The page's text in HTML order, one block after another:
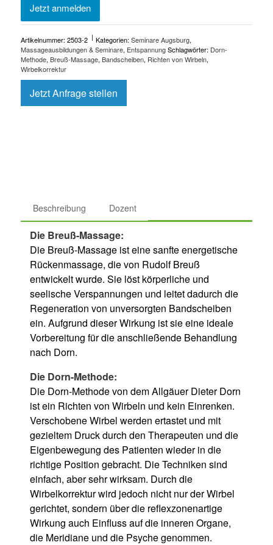
Jetzt anmelden
Artikelnummer: 2503-2 Kategorien: Seminare Augsburg,
Massageausbildungen & Seminare, Entspannung Schlagwörter: Dorn-
Methode, Breuß-Massage, Bandscheiben, Richten von Wirbeln,
Wirbelkorrektur
Jetzt Anfrage stellen
Ich willige ein, dass meine Angaben zur
Kontaktaufnahme und Zuordnung für eventuelle
Rückfragen dauerhaft gespeichert werden. Hinweis: Diese
Einwilligung können Sie jederzeit durch eine Nachricht an
uns widerrufen. Im Falle des Widerrufs werden Ihre Daten
umgehend gelöscht. Weitere Informationen entnehmen Sie
derDatenschutzerklärung .
Bitte lasse dieses Feld leer.
Bitte lasse dieses Feld leer.
Beschreibung Dozent
Die Breuß-Massage:
Die Breuß-Massage ist eine sanfte energetische
Rückenmassage, die von Rudolf Breuß
entwickelt wurde. Sie löst körperliche und
seelische Verspannungen und leitet dadurch die
Regeneration von unversorgten Bandscheiben
ein. Aufgrund dieser Wirkung ist sie eine ideale
Vorbereitung für die anschließende Behandlung
nach Dorn.
Die Dorn-Methode:
Die Dorn-Methode von dem Allgäuer Dieter Dorn
ist ein Richten von Wirbeln und kein Einrenken.
Verschobene Wirbel werden ertastet und mit
gezieltem Druck durch den Therapeuten und die
Eigenbewegung des Patienten wieder in die
richtige Position gebracht. Die Techniken sind
einfach, aber sehr wirksam. Durch die
Wirbelkorrektur wird jedoch nicht nur der Wirbel
gerichtet, sondern über die reflexzonenartige
Wirkung auch Einfluss auf die inneren Organe,
die Meridiane und die Psyche genommen.